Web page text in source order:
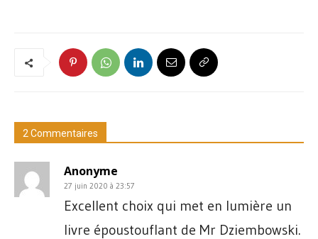
2 Commentaires
Anonyme
27 juin 2020 à 23:57
Excellent choix qui met en lumière un
livre époustouflant de Mr Dziembowski.